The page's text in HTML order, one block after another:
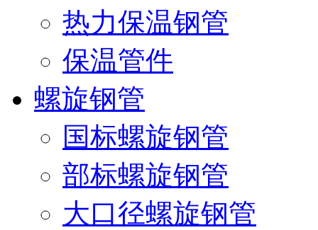
热力保温钢管
保温管件
螺旋钢管
国标螺旋钢管
部标螺旋钢管
大口径螺旋钢管